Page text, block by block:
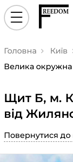
Головна
Київ
Велика
Щит Б, м.
від
Повернутися